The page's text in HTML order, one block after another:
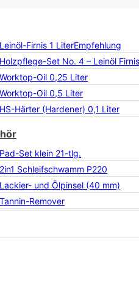
Firnis 1 LiterEmpfehlung
Set No. 4 – Leinöl Firnis
Oil 0,25 Liter
Oil 0,5 Liter
Härter (Hardener) 0,1 Liter
Set klein 21-tlg.
Schleifschwamm P220
und Ölpinsel (40 mm)
Remover